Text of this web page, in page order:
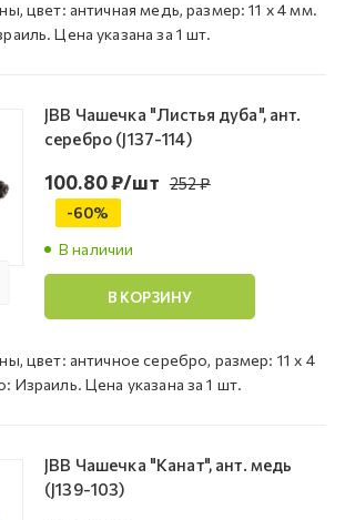
цвет: античная медь, размер: 11 х 4 мм.
Цена указана за 1 шт.
JBB Чашечка "Листья дуба", ант.
серебро (J137-114)
В наличии
100.80₽/шт 252₽
-60%
В КОРЗИНУ
цвет: античное серебро, размер: 11 х 4
Израиль. Цена указана за 1 шт.
JBB Чашечка "Канат", ант. медь
(J139-103)